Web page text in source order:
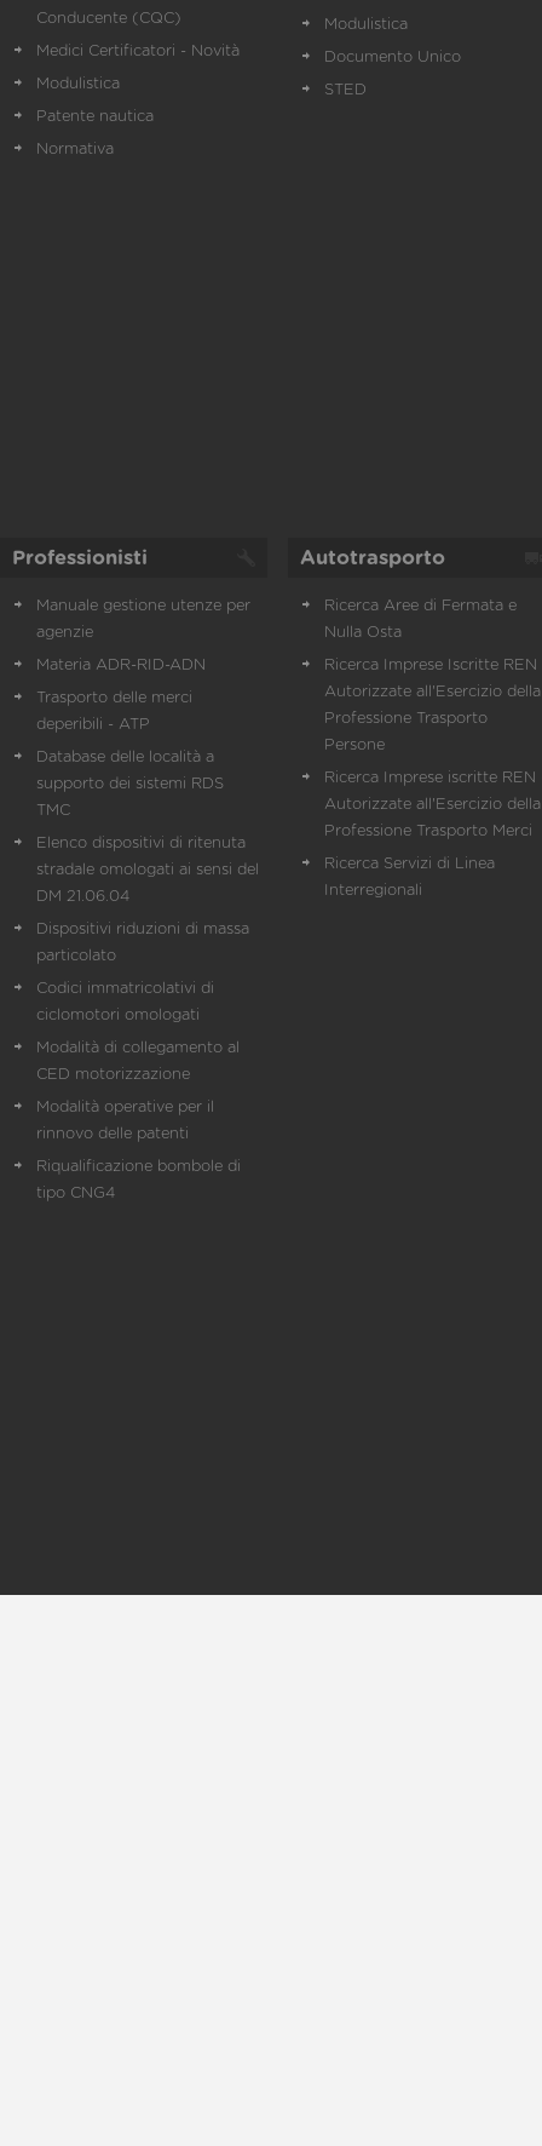
Conducente (CQC)
Medici Certificatori - Novità
Modulistica
Patente nautica
Normativa
Modulistica
Documento Unico
STED
Professionisti
Manuale gestione utenze per
agenzie
Materia ADR-RID-ADN
Trasporto delle merci
deperibili - ATP
Database delle località a
supporto dei sistemi RDS
TMC
Elenco dispositivi di ritenuta
stradale omologati ai sensi del
DM 21.06.04
Dispositivi riduzioni di massa
particolato
Codici immatricolativi di
ciclomotori omologati
Modalità di collegamento al
CED motorizzazione
Modalità operative per il
rinnovo delle patenti
Riqualificazione bombole di
tipo CNG4
Autotrasporto
Ricerca Aree di Fermata e
Nulla Osta
Ricerca Imprese Iscritte REN
Autorizzate all'Esercizio della
Professione Trasporto
Persone
Ricerca Imprese iscritte REN
Autorizzate all'Esercizio della
Professione Trasporto Merci
Ricerca Servizi di Linea
Interregionali